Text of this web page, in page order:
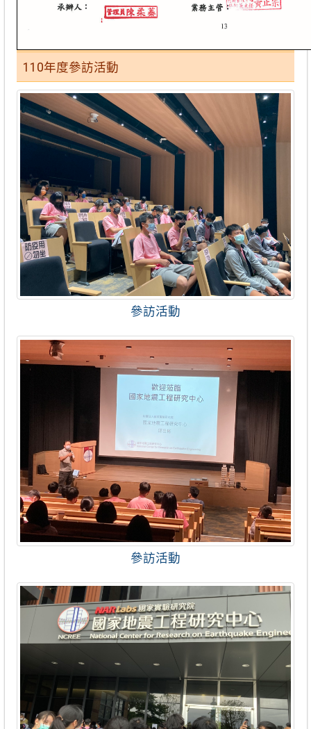
110年度參訪活動
參訪活動
參訪活動